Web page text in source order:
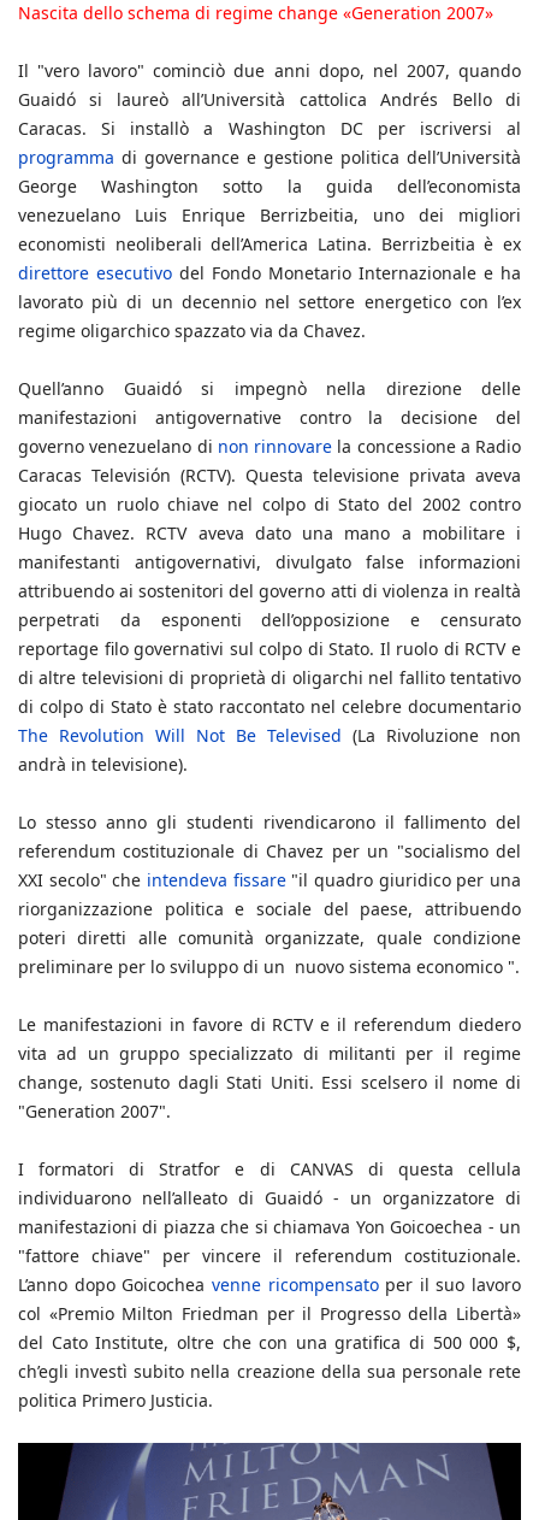
Nascita dello schema di regime change «Generation 2007»
Il "vero lavoro" cominciò due anni dopo, nel 2007, quando
Guaidó si laureò all’Università cattolica Andrés Bello di
Caracas. Si installò a Washington DC per iscriversi al
programma di governance e gestione politica dell’Università
George Washington sotto la guida dell’economista
venezuelano Luis Enrique Berrizbeitia, uno dei migliori
economisti neoliberali dell’America Latina. Berrizbeitia è ex
direttore esecutivo del Fondo Monetario Internazionale e ha
lavorato più di un decennio nel settore energetico con l’ex
regime oligarchico spazzato via da Chavez.
Quell’anno Guaidó si impegnò nella direzione delle
manifestazioni antigovernative contro la decisione del
governo venezuelano di non rinnovare la concessione a Radio
Caracas Televisión (RCTV). Questa televisione privata aveva
giocato un ruolo chiave nel colpo di Stato del 2002 contro
Hugo Chavez. RCTV aveva dato una mano a mobilitare i
manifestanti antigovernativi, divulgato false informazioni
attribuendo ai sostenitori del governo atti di violenza in realtà
perpetrati da esponenti dell’opposizione e censurato
reportage filo governativi sul colpo di Stato. Il ruolo di RCTV e
di altre televisioni di proprietà di oligarchi nel fallito tentativo
di colpo di Stato è stato raccontato nel celebre documentario
The Revolution Will Not Be Televised (La Rivoluzione non
andrà in televisione).
Lo stesso anno gli studenti rivendicarono il fallimento del
referendum costituzionale di Chavez per un "socialismo del
XXI secolo" che intendeva fissare"il quadro giuridico per una
riorganizzazione politica e sociale del paese, attribuendo
poteri diretti alle comunità organizzate, quale condizione
preliminare per lo sviluppo di un nuovo sistema economico ".
Le manifestazioni in favore di RCTV e il referendum diedero
vita ad un gruppo specializzato di militanti per il regime
change, sostenuto dagli Stati Uniti. Essi scelsero il nome di
"Generation 2007".
I formatori di Stratfor e di CANVAS di questa cellula
individuarono nell’alleato di Guaidó - un organizzatore di
manifestazioni di piazza che si chiamava Yon Goicoechea - un
"fattore chiave" per vincere il referendum costituzionale.
L’anno dopo Goicochea venne ricompensatoper il suo lavoro
col «Premio Milton Friedman per il Progresso della Libertà»
del Cato Institute, oltre che con una gratifica di 500 000 $,
ch’egli investì subito nella creazione della sua personale rete
politica Primero Justicia.